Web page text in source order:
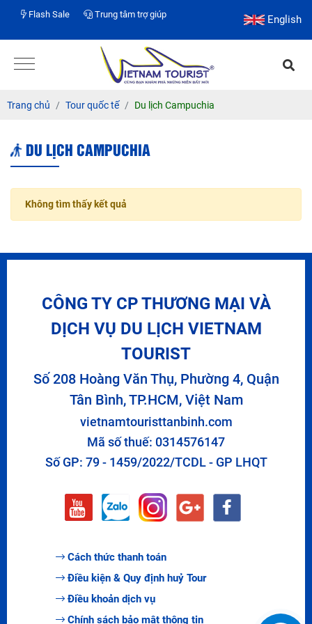
Flash Sale Trung tâm trợ giúp English
Trang chủ Tour quốc tế Du lịch Campuchia
DU LỊCH CAMPUCHIA
Không tìm thấy kết quả
CÔNG TY CP THƯƠNG MẠI VÀ
DỊCH VỤ DU LỊCH VIETNAM
TOURIST
Số 208 Hoàng Văn Thụ, Phường 4, Quận
Tân Bình, TP.HCM, Việt Nam
vietnamtouristtanbinh.com
Mã số thuế: 0314576147
Số GP: 79 - 1459/2022/TCDL - GP LHQT
Cách thức thanh toán
Điều kiện & Quy định huỷ Tour
Điều khoản dịch vụ
Chính sách bảo mật thông tin